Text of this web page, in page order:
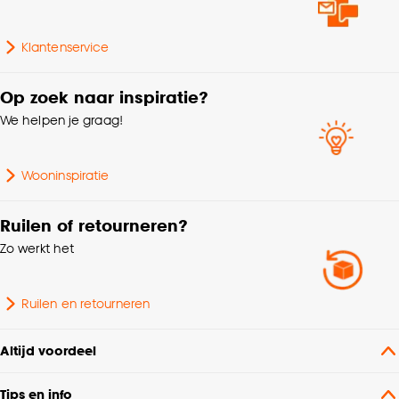
Afnemen met vochtige
Op kozijn, In kozijn,
Wandbevestiging, Met
Klantenservice
Op zoek naar inspiratie?
We helpen je graag!
Wooninspiratie
Ruilen of retourneren?
Zo werkt het
Ruilen en retourneren
Altijd voordeel
Tips en info